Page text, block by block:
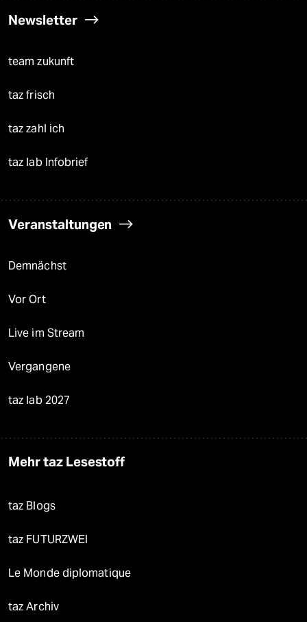
Newsletter
team zukunft
taz frisch
taz zahl ich
taz lab Infobrief
Veranstaltungen
Demnächst
Vor Ort
Live im Stream
Vergangene
taz lab 2027
Mehr taz Lesestoff
taz Blogs
taz FUTURZWEI
Le Monde diplomatique
taz Archiv